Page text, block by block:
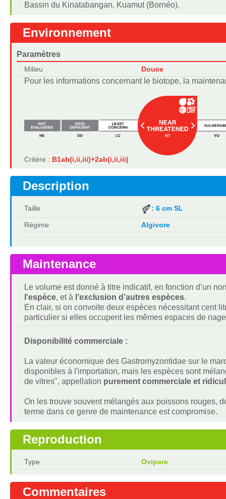
Bassin du Kinatabangan, Kuamut (Bornéo).
Environnement
Paramètres
Milieu Douce
Pour les informations concernant le biotope, la
Critère : B1ab(i,ii,iii)+2ab(i,ii,iii)
Description
Taille : 6 cm SL
Régime Algivore
Maintenance
Le volume est donné à titre indicatif, en fonction d’un
l'espèce, et à l’exclusion d’autres espèces.
En clair, si on convoite deux espèces nécessitant cent
particulier si elles occupent les mêmes espaces de
Disponibilité commerciale :
La valeur économique des Gastromyzontidae sur le
disponibles à l'importation, mais les espèces sont
de vitres", appellation purement commerciale et
On les trouve souvent mélangés aux poissons rouges,
terme dans ce genre de maintenance est compromise.
Reproduction
Type Ovipare
Commentaires